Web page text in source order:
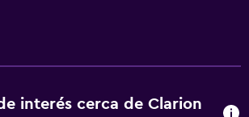
interés cerca de Clarion